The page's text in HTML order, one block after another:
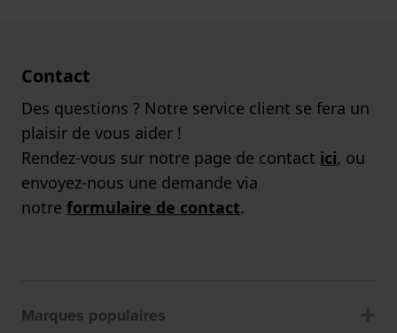
Contact
Des questions ? Notre service client se fera un
plaisir de vous aider !
Rendez-vous sur notre page de contact ici, ou
envoyez-nous une demande via
notre formulaire de contact.
Marques populaires